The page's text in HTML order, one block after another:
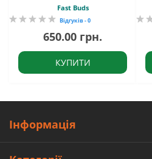
Fast Buds
Відгуків - 0
650.00 грн.
КУПИТИ
Інформація